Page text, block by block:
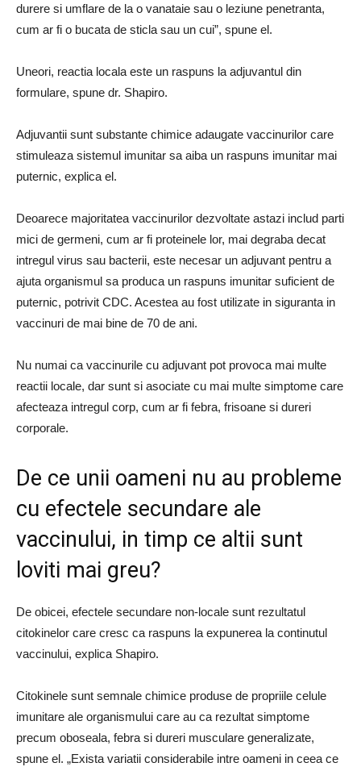
durere si umflare de la o vanataie sau o leziune penetranta,
cum ar fi o bucata de sticla sau un cui”, spune el.
Uneori, reactia locala este un raspuns la adjuvantul din
formulare, spune dr. Shapiro.
Adjuvantii sunt substante chimice adaugate vaccinurilor care
stimuleaza sistemul imunitar sa aiba un raspuns imunitar mai
puternic, explica el.
Deoarece majoritatea vaccinurilor dezvoltate astazi includ parti
mici de germeni, cum ar fi proteinele lor, mai degraba decat
intregul virus sau bacterii, este necesar un adjuvant pentru a
ajuta organismul sa produca un raspuns imunitar suficient de
puternic, potrivit CDC. Acestea au fost utilizate in siguranta in
vaccinuri de mai bine de 70 de ani.
Nu numai ca vaccinurile cu adjuvant pot provoca mai multe
reactii locale, dar sunt si asociate cu mai multe simptome care
afecteaza intregul corp, cum ar fi febra, frisoane si dureri
corporale.
De ce unii oameni nu au probleme
cu efectele secundare ale
vaccinului, in timp ce altii sunt
loviti mai greu?
De obicei, efectele secundare non-locale sunt rezultatul
citokinelor care cresc ca raspuns la expunerea la continutul
vaccinului, explica Shapiro.
Citokinele sunt semnale chimice produse de propriile celule
imunitare ale organismului care au ca rezultat simptome
precum oboseala, febra si dureri musculare generalizate,
spune el. „Exista variatii considerabile intre oameni in ceea ce